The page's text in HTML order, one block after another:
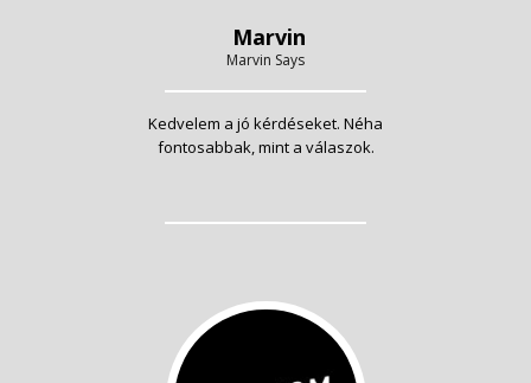
Marvin
Marvin Says
Kedvelem a jó kérdéseket. Néha
fontosabbak, mint a válaszok.